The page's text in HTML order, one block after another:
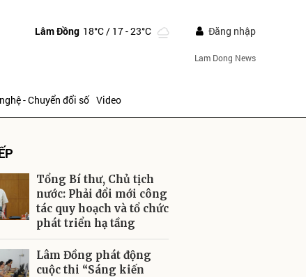
Lâm Đồng 18°C/ 17 - 23°C Đăng nhập
Lam Dong News
- Chuyển đổi số Video
Tổng Bí thư, Chủ tịch
nước: Phải đổi mới công
tác quy hoạch và tổ chức
phát triển hạ tầng
Lâm Đồng phát động
cuộc thi “Sáng kiến